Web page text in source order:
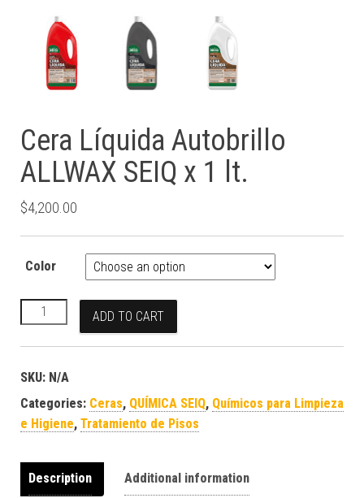
Cera Líquida Autobrillo
ALLWAX SEIQ x 1 lt.
$4,200.00
Color
Cera Líquida Autobrillo ALLWAX SEIQ x 1 lt. quantity
ADD TO CART
SKU: N/A
Categories: Ceras, QUÍMICA SEIQ, Químicos para Limpieza
e Higiene, Tratamiento de Pisos
Description Additional information